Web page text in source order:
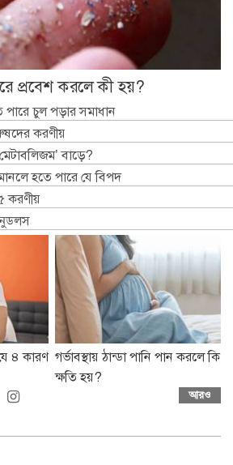
প্রবেশ করলে কী হয়?
পারে চুল পড়ার সমাধান
করণীয়
বাড়ে?
মানলে হতে পারে যে বিপদ
করণীয়
৪ কারণ গর্ভাবস্থায় ঠান্ডা পানি পান করলে কি
ক্ষতি হয়?
আরও